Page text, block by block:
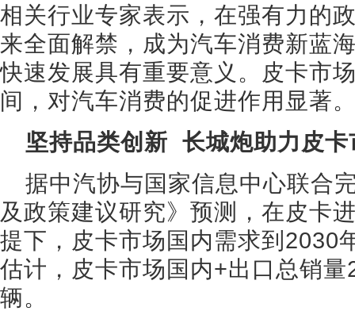
相关行业专家表示，在强有力的
来全面解禁，成为汽车消费新蓝
快速发展具有重要意义。皮卡市
间，对汽车消费的促进作用显著
坚持品类创新 长城炮助力皮卡
据中汽协与国家信息中心联合
及政策建议研究》预测，在皮卡
提下，皮卡市场国内需求到2030
估计，皮卡市场国内+出口总销
辆。